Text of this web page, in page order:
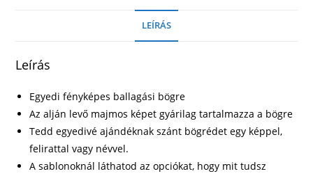
LEÍRÁS
Leírás
Egyedi fényképes ballagási bögre
Az alján levő majmos képet gyárilag tartalmazza a bögre
Tedd egyedivé ajándéknak szánt bögrédet egy képpel,
felirattal vagy névvel.
A sablonoknál láthatod az opciókat, hogy mit tudsz